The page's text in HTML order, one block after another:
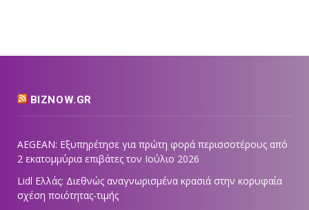
BIZNOW.GR
AEGEAN: Εξυπηρέτησε για πρώτη φορά περισσοτέρους από
2 εκατομμύρια επιβάτες τον Ιούλιο 2026
Lidl Ελλάς: Διεθνώς αναγνωρισμένα κρασιά στην κορυφαία
σχέση ποιότητας-τιμής